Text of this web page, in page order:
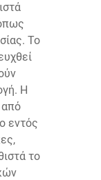
Το
Η
από
εντός
το